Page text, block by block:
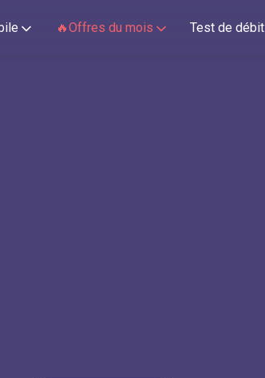
🔥Offres du mois Test de débit